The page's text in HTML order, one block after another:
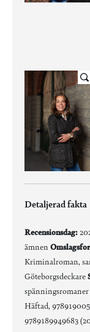
Detaljerad fakta
Recensionsdag:
ämnen
Kriminalroman,
Göteborgsdeckare
spänningsromaner
Häftad,
9789189949683